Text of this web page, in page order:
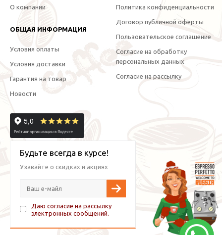
О компании
ОБЩАЯ ИНФОРМАЦИЯ
Условия оплаты
Условия доставки
Гарантия на товар
Новости
Политика конфиденциальности
Договор публичной оферты
Пользовательское соглашение
Согласие на обработку
персональных данных
Согласие на рассылку
Будьте всегда в курсе!
Узавайте о скидках и акциях
Даю согласие на рассылку
электронных сообщений.